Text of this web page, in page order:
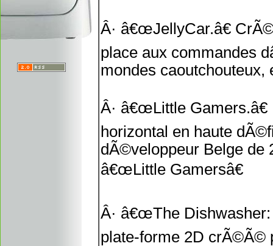
Â· â€œJellyCar.â€
place aux commandes
mondes
Â· â€œLittle
horizontal en haute
dÃ©veloppeur Belge de
â€œLittle Gamersâ€
Â· â€œThe
plate-forme 2D crÃ©Ã©